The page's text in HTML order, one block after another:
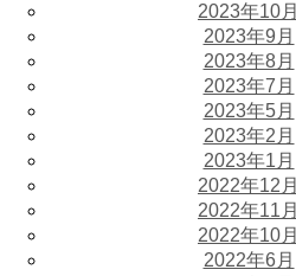
2023年10月
2023年9月
2023年8月
2023年7月
2023年5月
2023年2月
2023年1月
2022年12月
2022年11月
2022年10月
2022年6月